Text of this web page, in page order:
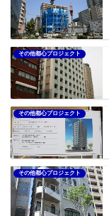
その他都心プロジェクト
その他都心プロジェクト
その他都心プロジェクト